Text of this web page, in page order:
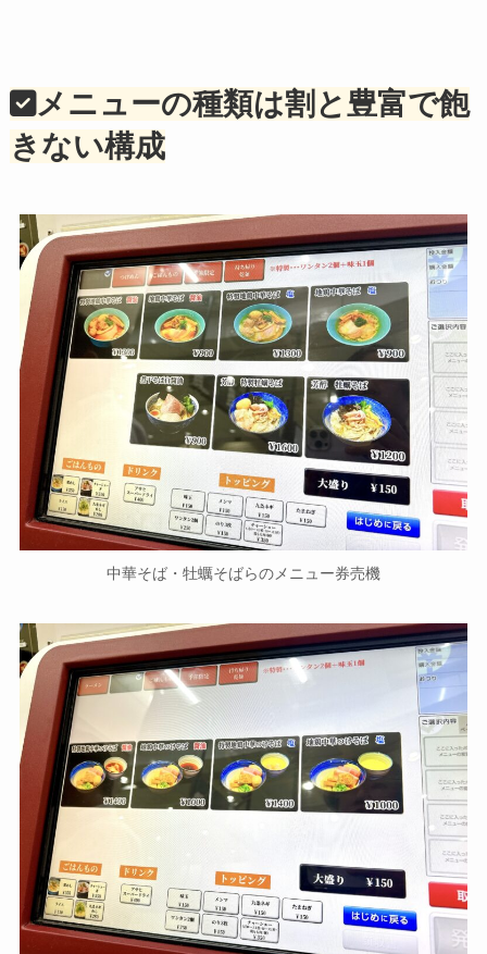
メニューの種類は割と豊富で飽
きない構成
中華そば・牡蠣そばらのメニュー券売機